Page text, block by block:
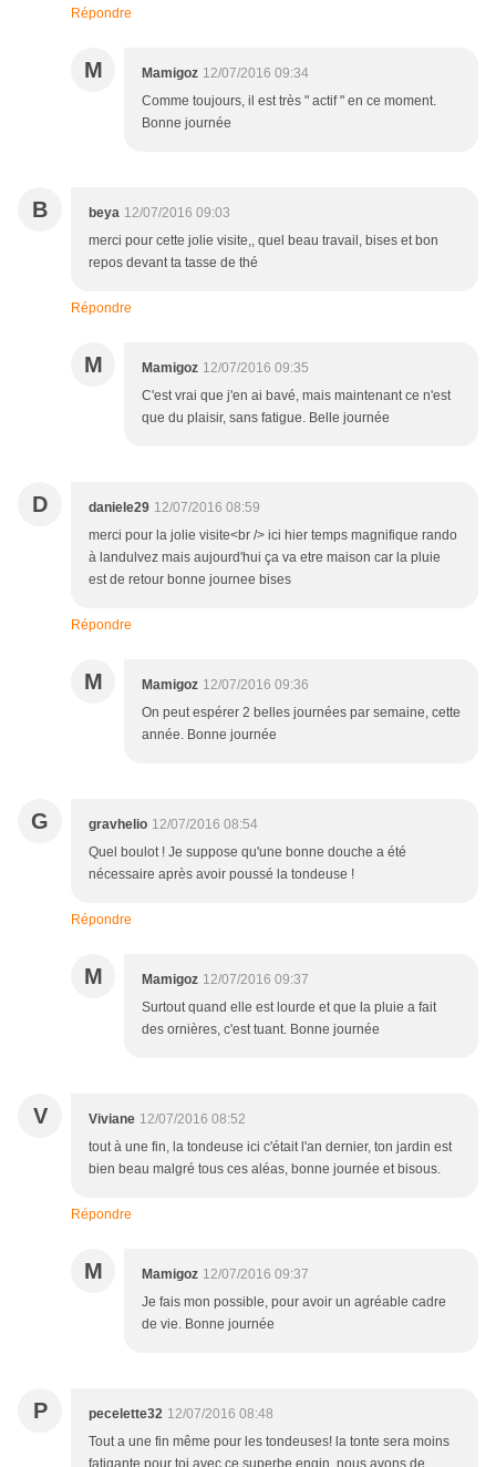
Répondre
M Mamigoz 12/07/2016 09:34
Comme toujours, il est très " actif " en ce moment.
Bonne journée
B beya 12/07/2016 09:03
merci pour cette jolie visite,, quel beau travail, bises et bon
repos devant ta tasse de thé
Répondre
M Mamigoz 12/07/2016 09:35
C'est vrai que j'en ai bavé, mais maintenant ce n'est
que du plaisir, sans fatigue. Belle journée
D daniele29 12/07/2016 08:59
merci pour la jolie visite<br /> ici hier temps magnifique rando
à landulvez mais aujourd'hui ça va etre maison car la pluie
est de retour bonne journee bises
Répondre
M Mamigoz 12/07/2016 09:36
On peut espérer 2 belles journées par semaine, cette
année. Bonne journée
G gravhelio 12/07/2016 08:54
Quel boulot ! Je suppose qu'une bonne douche a été
nécessaire après avoir poussé la tondeuse !
Répondre
M Mamigoz 12/07/2016 09:37
Surtout quand elle est lourde et que la pluie a fait
des ornières, c'est tuant. Bonne journée
V Viviane 12/07/2016 08:52
tout à une fin, la tondeuse ici c'était l'an dernier, ton jardin est
bien beau malgré tous ces aléas, bonne journée et bisous.
Répondre
M Mamigoz 12/07/2016 09:37
Je fais mon possible, pour avoir un agréable cadre
de vie. Bonne journée
P pecelette32 12/07/2016 08:48
Tout a une fin même pour les tondeuses! la tonte sera moins
fatigante pour toi avec ce superbe engin, nous avons de